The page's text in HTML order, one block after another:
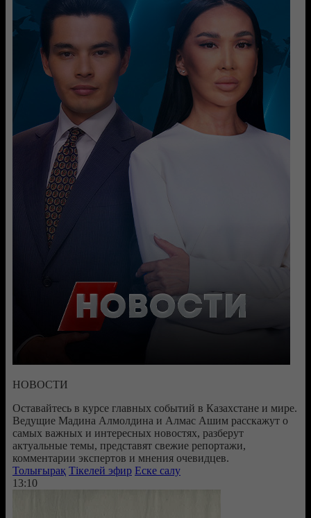
НОВОСТИ
Оставайтесь в курсе главных событий в Казахстане и мире.
Ведущие Мадина Алмолдина и Алмас Ашим расскажут о
самых важных и интересных новостях, разберут
актуальные темы, представят свежие репортажи,
комментарии экспертов и мнения очевидцев.
Толығырақ Тікелей эфир Еске салу
13:10